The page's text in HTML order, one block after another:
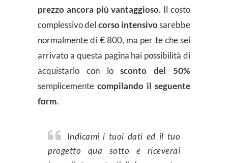
prezzo ancora più vantaggioso. Il costo
complessivo del corso intensivosarebbe
normalmente di € 800, ma per te che sei
arrivato a questa pagina hai possibilità di
acquistarlo con losconto del 50%
semplicemente compilando il seguente
form.
Indicami i tuoi dati ed il tuo
progetto qua sotto e riceverai